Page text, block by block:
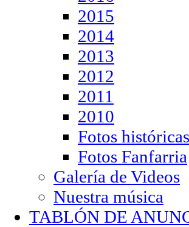
2015
2014
2013
2012
2011
2010
Fotos históricas
Fotos Fanfarria
Galería de Videos
Nuestra música
TABLÓN DE